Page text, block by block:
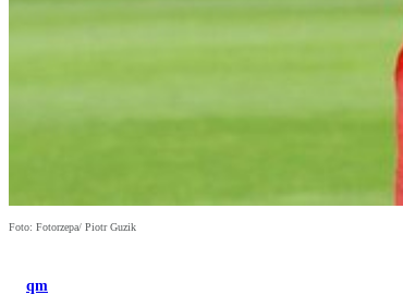
Foto: Fotorzepa/ Piotr Guzik
qm